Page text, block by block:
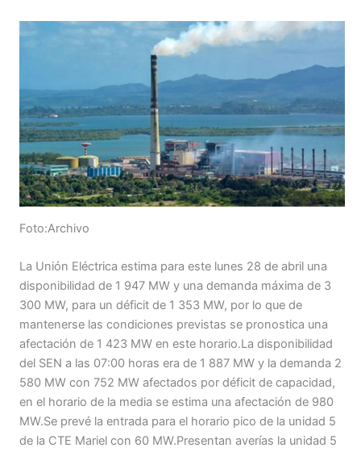
Foto:Archivo
La Unión Eléctrica estima para este lunes 28 de abril una
disponibilidad de 1 947 MW y una demanda máxima de 3
300 MW, para un déficit de 1 353 MW, por lo que de
mantenerse las condiciones previstas se pronostica una
afectación de 1 423 MW en este horario.La disponibilidad
del SEN a las 07:00 horas era de 1 887 MW y la demanda 2
580 MW con 752 MW afectados por déficit de capacidad,
en el horario de la media se estima una afectación de 980
MW.Se prevé la entrada para el horario pico de la unidad 5
de la CTE Mariel con 60 MW.Presentan averías la unidad 5